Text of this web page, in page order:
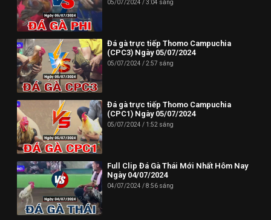
Email:info@dagatructiep.tube
Phone: (024) 62730234
Địa chỉ: HUD3 Tower, 121-123 Đ. Tô Hiệu, P. Nguyễn Trãi, Hà
Đông, Hà Nội 100000, Việt Nam
--------------------------//----------------------
✪ Đừng quên Bấn vào đăng ký Dagatructiep.Tube để cập nhật
những Video đá gà trực tiếp - Đá gà Thomo - Đá gà Campuchia
mới nhất hôm nay!
--------------------------//----------------------
© Bản quyền thuộc về Dagatructiep.Tube
© Mọi thông tin bản quyền hay khiếu nại liên hệ :
info@dagatructiep.tube
05/07/2024 3:04 sáng
Đá gà trực tiếp Thomo Campuchia
(CPC3) Ngày 05/07/2024
05/07/2024 2:57 sáng
Đá gà trực tiếp Thomo Campuchia
(CPC1) Ngày 05/07/2024
05/07/2024 1:52 sáng
Full Clip Đá Gà Thái Mới Nhất Hôm Nay
Ngày 04/07/2024
04/07/2024 8:56 sáng